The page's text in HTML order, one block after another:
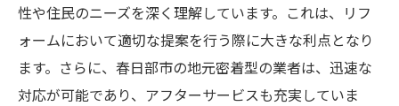
性や住民のニーズを深く理解しています。これは、リフ
ォームにおいて適切な提案を行う際に大きな利点となり
ます。さらに、春日部市の地元密着型の業者は、迅速な
対応が可能であり、アフターサービスも充実していま